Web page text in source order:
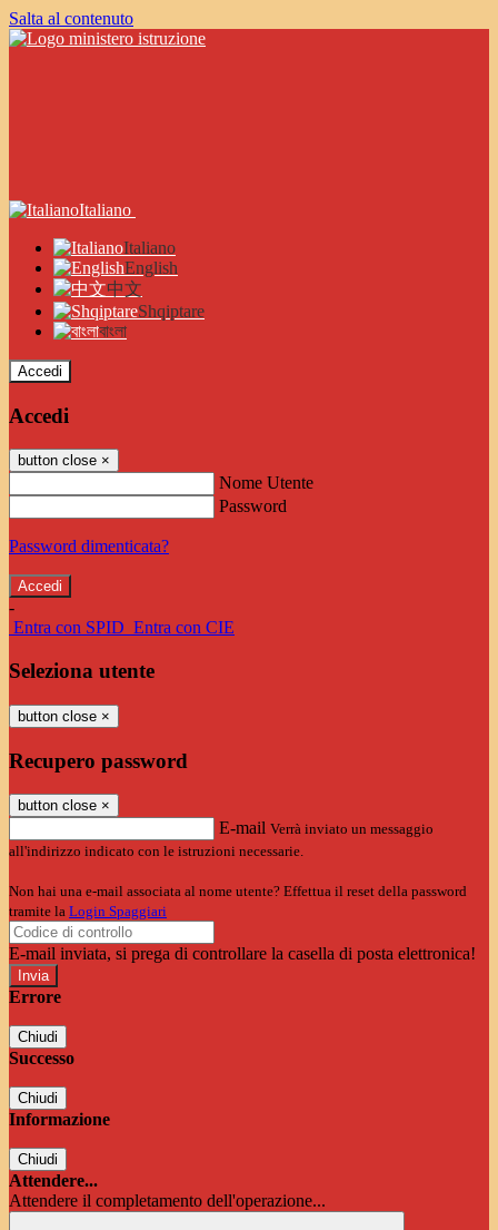
Salta al contenuto
Italiano
Italiano
English
中文
Shqiptare
বাংলা
Accedi
Accedi
button close ×
Nome Utente
Password
Password dimenticata?
-
Entra con SPID Entra con CIE
Seleziona utente
button close ×
Recupero password
button close ×
E-mail Verrà inviato un messaggio
all'indirizzo indicato con le istruzioni necessarie.
Non hai una e-mail associata al nome utente? Effettua il reset della password
tramite la Login Spaggiari
E-mail inviata, si prega di controllare la casella di posta elettronica!
Errore
Chiudi
Successo
Chiudi
Informazione
Chiudi
Attendere...
Attendere il completamento dell'operazione...